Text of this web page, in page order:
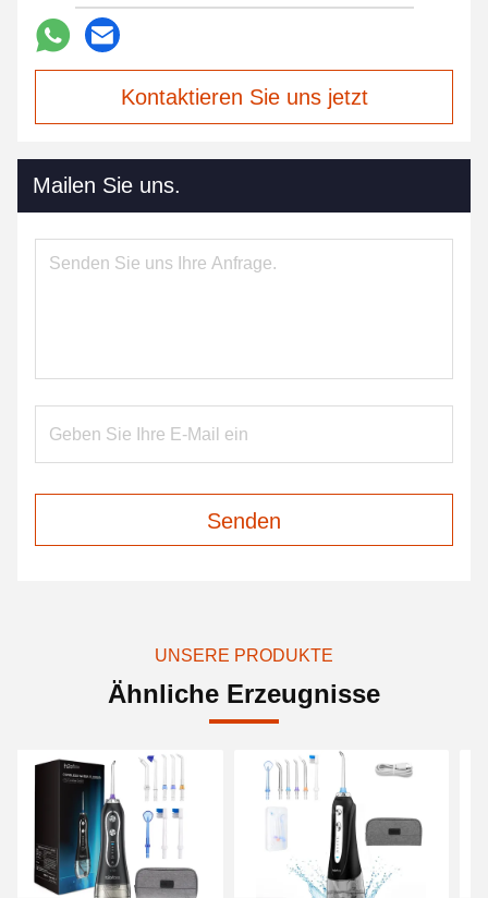
Kontaktieren Sie uns jetzt
Mailen Sie uns.
Senden
UNSERE PRODUKTE
Ähnliche Erzeugnisse